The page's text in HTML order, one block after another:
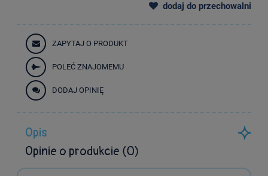
dodaj do przechowalni
ZAPYTAJ O PRODUKT
POLEĆ ZNAJOMEMU
DODAJ OPINIĘ
Opis
Opinie o produkcie (0)